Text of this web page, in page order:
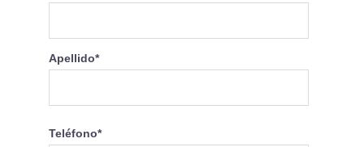
Apellido*
Teléfono*